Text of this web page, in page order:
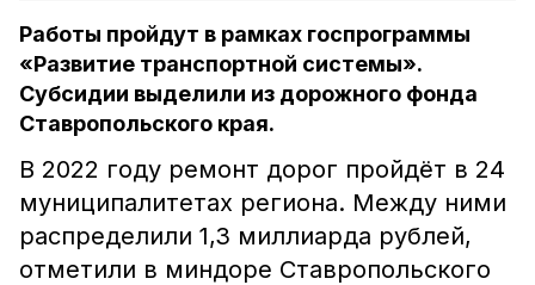
Работы пройдут в рамках госпрограммы
«Развитие транспортной системы».
Субсидии выделили из дорожного фонда
Ставропольского края.
В 2022 году ремонт дорог пройдёт в 24
муниципалитетах региона. Между ними
распределили 1,3 миллиарда рублей,
отметили в миндоре Ставропольского